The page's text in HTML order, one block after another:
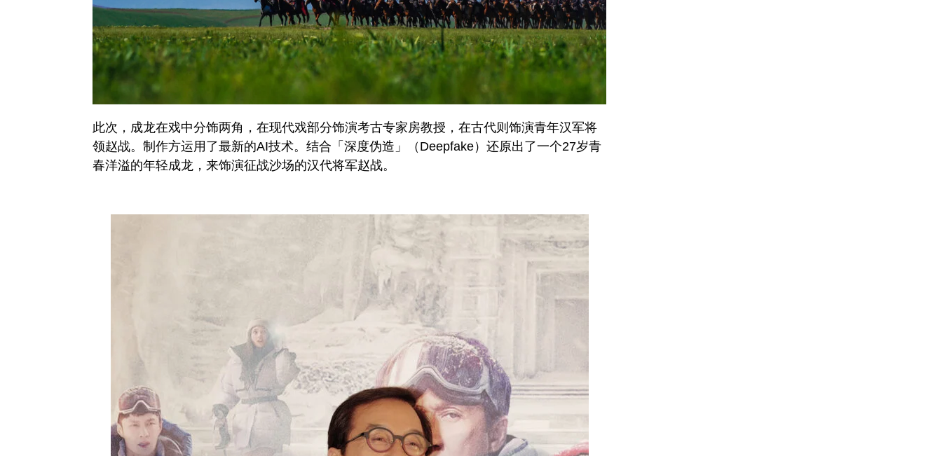
此次，成龙在戏中分饰两角，在现代戏部分饰演考古专家房教授，在古代则饰演青年汉军将
领赵战。制作方运用了最新的AI技术。结合「深度伪造」（Deepfake）还原出了一个27岁青
春洋溢的年轻成龙，来饰演征战沙场的汉代将军赵战。